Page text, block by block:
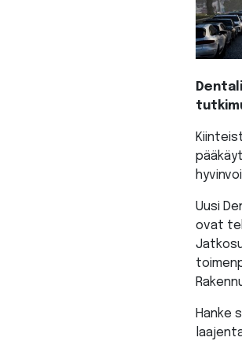
Uusi
ovat
Hanke